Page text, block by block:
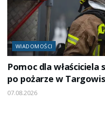
WIADOMOŚCI
Pomoc dla właściciela
po pożarze w
07.08.2026